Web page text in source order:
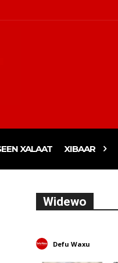
XALAAT XIBAAR
Widewo
Defu Waxu